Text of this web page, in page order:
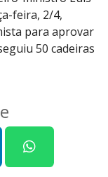
feira, 2/4,
para aprovar
50 cadeiras